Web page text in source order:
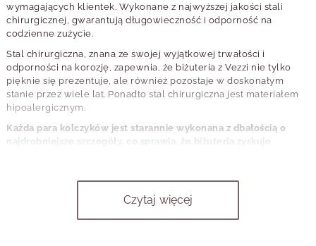
wymagających klientek. Wykonane z najwyższej jakości stali
chirurgicznej, gwarantują długowieczność i odporność na
codzienne zużycie.
Stal chirurgiczna, znana ze swojej wyjątkowej trwałości i
odporności na korozję, zapewnia, że biżuteria z Vezzi nie tylko
pięknie się prezentuje, ale również pozostaje w doskonałym
stanie przez wiele lat. Ponadto stal chirurgiczna jest materiałem
hipoalergicznym.
Każda para kolczyków jest starannie wykonana z dbałością o
najdrobniejsze szczegóły, co sprawia, że biżuteria zyskuje
przyciągnie uwagę.
W ofercie sklepu Vezzi znajdziesz kolczyki serca, które doskonale
Czytaj więcej